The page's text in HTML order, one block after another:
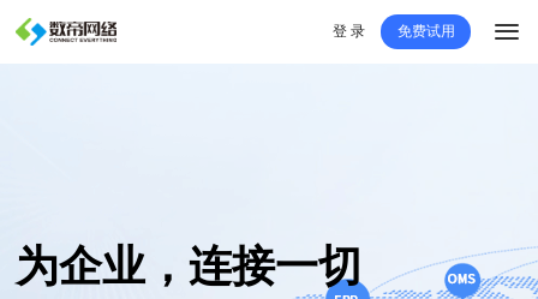
登 录 免费试用
为企业，连接一切